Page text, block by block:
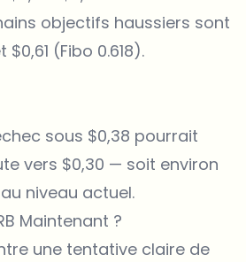
objectifs haussiers sont
(Fibo 0.618).
sous $0,38 pourrait
vers $0,30 — soit environ
niveau actuel.
Maintenant ?
une tentative claire de